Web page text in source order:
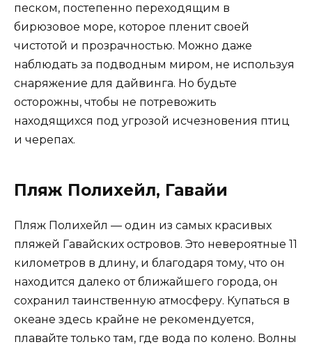
песком, постепенно переходящим в
бирюзовое море, которое пленит своей
чистотой и прозрачностью. Можно даже
наблюдать за подводным миром, не используя
снаряжение для дайвинга. Но будьте
осторожны, чтобы не потревожить
находящихся под угрозой исчезновения птиц
и черепах.
Пляж Полихейл, Гавайи
Пляж Полихейл — один из самых красивых
пляжей Гавайских островов. Это невероятные 11
километров в длину, и благодаря тому, что он
находится далеко от ближайшего города, он
сохранил таинственную атмосферу. Купаться в
океане здесь крайне не рекомендуется,
плавайте только там, где вода по колено. Волны